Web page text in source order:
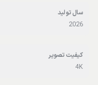
سال تولید
2026
کیفیت تصویر
4K